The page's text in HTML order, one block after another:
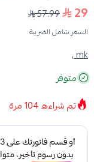
29
57.99
السعر شامل الضريبة
mk ,
متوفر
تم شراءه104مرة